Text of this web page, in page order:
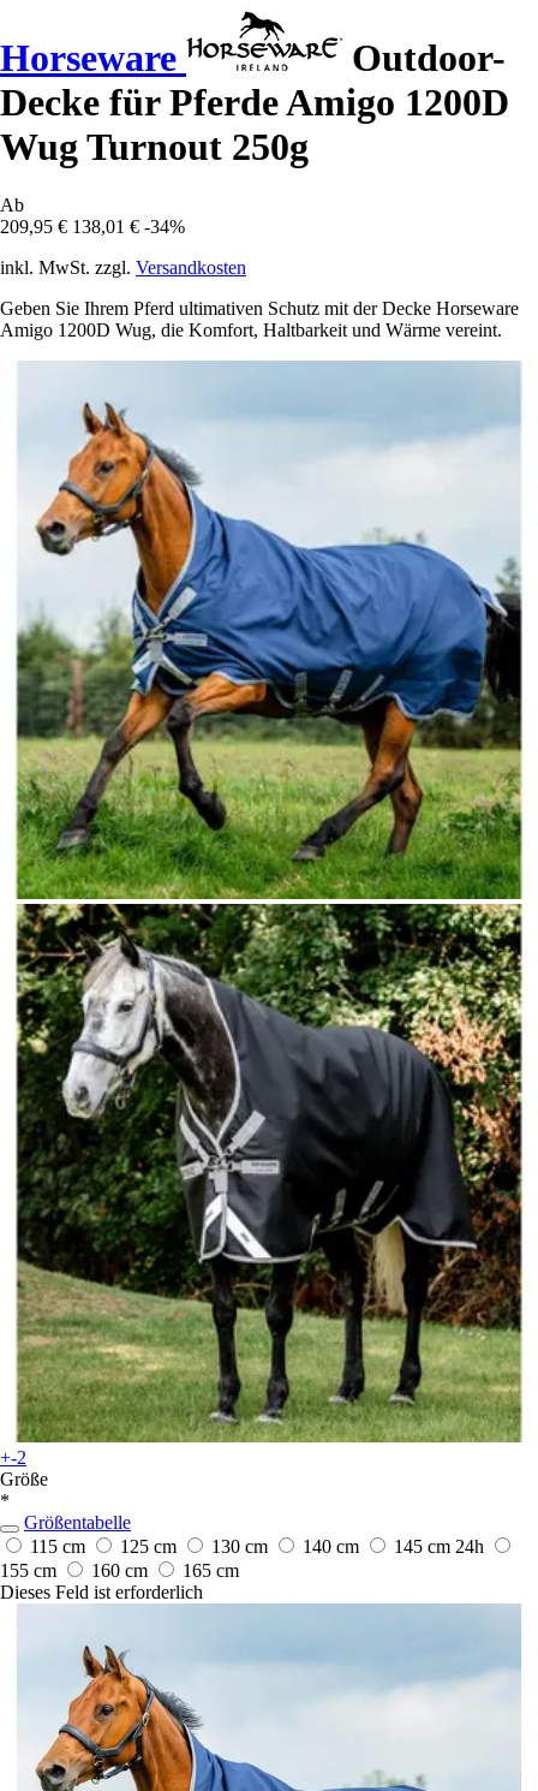
Horseware
Outdoor-
Decke für Pferde Amigo 1200D
Wug Turnout 250g
Ab
209,95 € 138,01 € -34%
inkl. MwSt. zzgl. Versandkosten
Geben Sie Ihrem Pferd ultimativen Schutz mit der Decke Horseware
Amigo 1200D Wug, die Komfort, Haltbarkeit und Wärme vereint.
+-2
Größe
*
Größentabelle
115 cm
125 cm 130 cm 140 cm 145 cm 24h
155 cm
160 cm
165 cm
Dieses Feld ist erforderlich